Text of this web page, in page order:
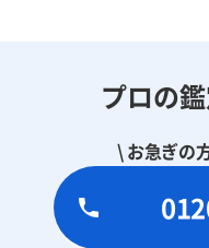
プロの
\ お急ぎの